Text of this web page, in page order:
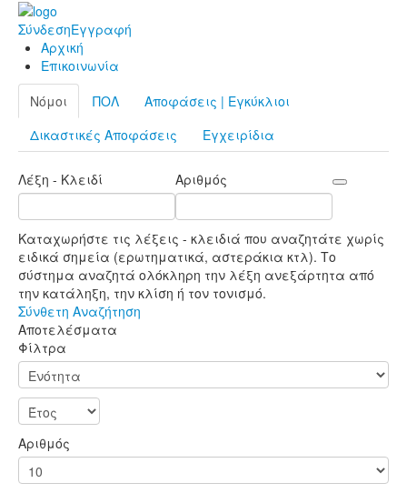
ΣύνδεσηΕγγραφή
Αρχική
Επικοινωνία
Νόμοι
ΠΟΛ
Αποφάσεις | Εγκύκλιοι
Δικαστικές Αποφάσεις
Εγχειρίδια
Λέξη - Κλειδί Αριθμός
Καταχωρήστε τις λέξεις - κλειδιά που αναζητάτε χωρίς
ειδικά σημεία (ερωτηματικά, αστεράκια κτλ). Το
σύστημα αναζητά ολόκληρη την λέξη ανεξάρτητα από
την κατάληξη, την κλίση ή τον τονισμό.
Σύνθετη Αναζήτηση
Αποτελέσματα
Φίλτρα
Αριθμός